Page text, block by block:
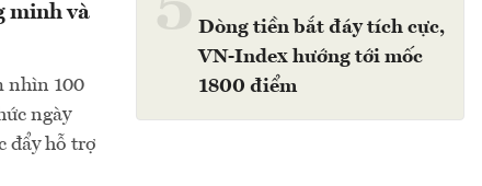
minh và
nhìn 100
ngày
đẩy hỗ trợ
Dòng tiền bắt đáy tích cực,
VN-Index hướng tới mốc
1800 điểm